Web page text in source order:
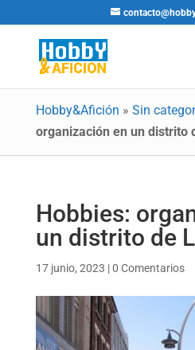
Hobby&Afición » Sin
organización en un distrito
Hobbies:
un distrito de
17 junio, 2023 |0 Comentarios